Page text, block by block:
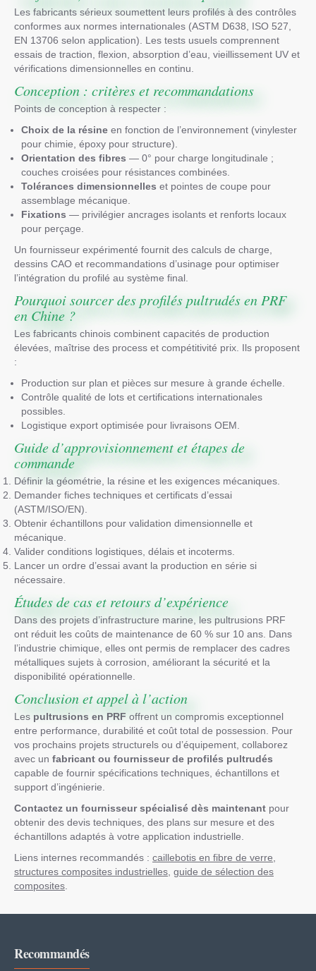
Les fabricants sérieux soumettent leurs profilés à des contrôles
conformes aux normes internationales (ASTM D638, ISO 527,
EN 13706 selon application). Les tests usuels comprennent
essais de traction, flexion, absorption d’eau, vieillissement UV et
vérifications dimensionnelles en continu.
Conception : critères et recommandations
Points de conception à respecter :
Choix de la résine en fonction de l’environnement (vinylester
pour chimie, époxy pour structure).
Orientation des fibres — 0° pour charge longitudinale ;
couches croisées pour résistances combinées.
Tolérances dimensionnelles et pointes de coupe pour
assemblage mécanique.
Fixations — privilégier ancrages isolants et renforts locaux
pour perçage.
Un fournisseur expérimenté fournit des calculs de charge,
dessins CAO et recommandations d’usinage pour optimiser
l’intégration du profilé au système final.
Pourquoi sourcer des profilés pultrudés en PRF
en Chine ?
Les fabricants chinois combinent capacités de production
élevées, maîtrise des process et compétitivité prix. Ils proposent
:
Production sur plan et pièces sur mesure à grande échelle.
Contrôle qualité de lots et certifications internationales
possibles.
Logistique export optimisée pour livraisons OEM.
Guide d’approvisionnement et étapes de
commande
Définir la géométrie, la résine et les exigences mécaniques.
Demander fiches techniques et certificats d’essai
(ASTM/ISO/EN).
Obtenir échantillons pour validation dimensionnelle et
mécanique.
Valider conditions logistiques, délais et incoterms.
Lancer un ordre d’essai avant la production en série si
nécessaire.
Études de cas et retours d’expérience
Dans des projets d’infrastructure marine, les pultrusions PRF
ont réduit les coûts de maintenance de 60 % sur 10 ans. Dans
l’industrie chimique, elles ont permis de remplacer des cadres
métalliques sujets à corrosion, améliorant la sécurité et la
disponibilité opérationnelle.
Conclusion et appel à l’action
Les pultrusions en PRF offrent un compromis exceptionnel
entre performance, durabilité et coût total de possession. Pour
vos prochains projets structurels ou d’équipement, collaborez
avec un fabricant ou fournisseur de profilés pultrudés
capable de fournir spécifications techniques, échantillons et
support d’ingénierie.
Contactez un fournisseur spécialisé dès maintenant pour
obtenir des devis techniques, des plans sur mesure et des
échantillons adaptés à votre application industrielle.
Liens internes recommandés : caillebotis en fibre de verre
structures composites industrielles guide de sélection des
composites
Recommandés